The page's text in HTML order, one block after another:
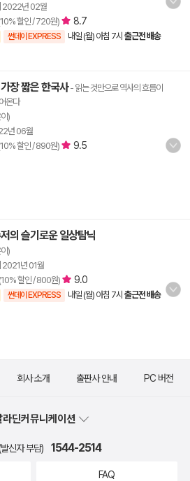
2022년 02월
할인 / 720원) 8.7
썬데이 EXPRESS 내일 (월) 아침 7시 출근전 배송
장 짧은 한국사- 읽는 것만으로 역사의 흐름이
온다
)
년 06월
할인 / 890원)
9.5
의 슬기로운 일상탐닉
)
2021년 01월
할인 / 800원) 9.0
썬데이 EXPRESS 내일 (월) 아침 7시 출근전 배송
회사 소개 출판사 안내 PC 버전
딘커뮤니케이션
신자 부담) 1544-2514
FAQ